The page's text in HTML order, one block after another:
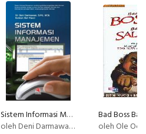
Sistem Informasi Manajemen
oleh Deni Darmawan, S.Pd., M.Si., Dr., Dkk.
Bad Boss
oleh Ole